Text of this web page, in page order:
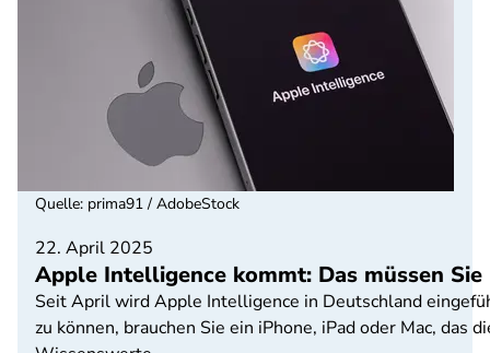
22. April 2025
Apple Intelligence kommt: Das müssen
Seit April wird Apple Intelligence in Deutschland
zu können, brauchen Sie ein iPhone, iPad oder Mac,
Quelle: prima91 / AdobeStock